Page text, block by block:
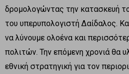
δρομολογώντας την κατασκευή
του υπερυπολογιστή Δαίδαλος.
να λύνουμε ολοένα και
πολιτών. Την επόμενη χρονιά θα
εθνική στρατηγική για τον